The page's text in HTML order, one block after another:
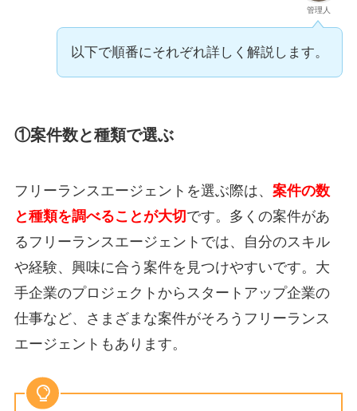
管理人
以下で順番にそれぞれ詳しく解説します。
①案件数と種類で選ぶ
フリーランスエージェントを選ぶ際は、 案件の数
と種類を調べることが大切です。 多くの案件があ
るフリーランスエージェントでは、自分のスキル
や経験、興味に合う案件を見つけやすいです。大
手企業のプロジェクトからスタートアップ企業の
仕事など、さまざまな案件がそろうフリーランス
エージェントもあります。